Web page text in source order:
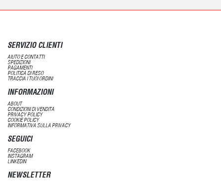
SERVIZIO CLIENTI
AIUTO E CONTATTI
SPEDIZIONI
PAGAMENTI
POLITICA DI RESO
TRACCIA I TUOI ORDINI
INFORMAZIONI
ABOUT
CONDIZIONI DI VENDITA
PRIVACY POLICY
COOKIE POLICY
INFORMATIVA SULLA PRIVACY
SEGUICI
FACEBOOK
INSTAGRAM
LINKEDIN
NEWSLETTER